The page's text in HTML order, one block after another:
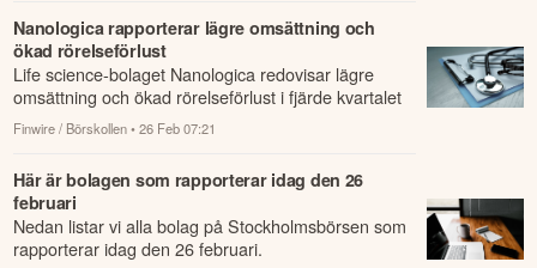
Nanologica rapporterar lägre omsättning och
ökad rörelseförlust
Life science-bolaget Nanologica redovisar lägre
omsättning och ökad rörelseförlust i fjärde kvartalet
2025 jämfört med samma kvartal föregåe...
Finwire / Börskollen • 26 Feb 07:21
Här är bolagen som rapporterar idag den 26
februari
Nedan listar vi alla bolag på Stockholmsbörsen som
rapporterar idag den 26 februari.